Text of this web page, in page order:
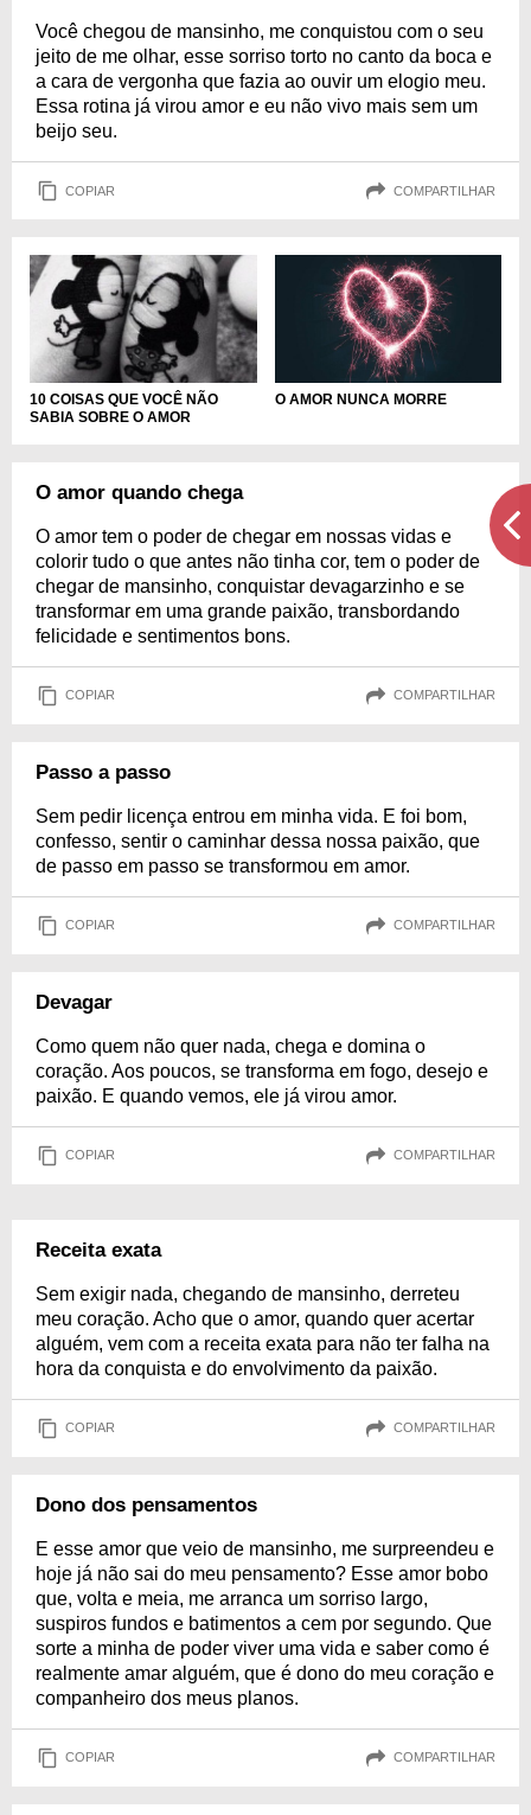
Você chegou de mansinho, me conquistou com o seu
jeito de me olhar, esse sorriso torto no canto da boca e
a cara de vergonha que fazia ao ouvir um elogio meu.
Essa rotina já virou amor e eu não vivo mais sem um
beijo seu.
COPIAR COMPARTILHAR
10 COISAS QUE VOCÊ NÃO
SABIA SOBRE O AMOR
O AMOR NUNCA MORRE
O amor quando chega
O amor tem o poder de chegar em nossas vidas e
colorir tudo o que antes não tinha cor, tem o poder de
chegar de mansinho, conquistar devagarzinho e se
transformar em uma grande paixão, transbordando
felicidade e sentimentos bons.
COPIAR COMPARTILHAR
Passo a passo
Sem pedir licença entrou em minha vida. E foi bom,
confesso, sentir o caminhar dessa nossa paixão, que
de passo em passo se transformou em amor.
COPIAR COMPARTILHAR
Devagar
Como quem não quer nada, chega e domina o
coração. Aos poucos, se transforma em fogo, desejo e
paixão. E quando vemos, ele já virou amor.
COPIAR COMPARTILHAR
Receita exata
Sem exigir nada, chegando de mansinho, derreteu
meu coração. Acho que o amor, quando quer acertar
alguém, vem com a receita exata para não ter falha na
hora da conquista e do envolvimento da paixão.
COPIAR COMPARTILHAR
Dono dos pensamentos
E esse amor que veio de mansinho, me surpreendeu e
hoje já não sai do meu pensamento? Esse amor bobo
que, volta e meia, me arranca um sorriso largo,
suspiros fundos e batimentos a cem por segundo. Que
sorte a minha de poder viver uma vida e saber como é
realmente amar alguém, que é dono do meu coração e
companheiro dos meus planos.
COPIAR COMPARTILHAR